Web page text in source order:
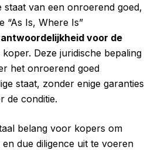
staat van een onroerend goed,
“As Is, Where Is”
voor de
koper. Deze juridische bepaling
het onroerend goed
staat, zonder enige garanties
de conditie.
belang voor kopers om
en due diligence uit te voeren